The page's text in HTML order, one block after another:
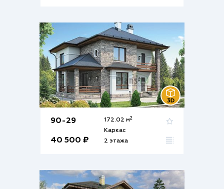
90-29
40 500 ₽
172.02 м2
Каркас
2 этажа